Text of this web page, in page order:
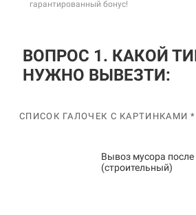
гарантированный бонус!
ВОПРОС 1. КАКОЙ
НУЖНО ВЫВЕЗТИ:
СПИСОК ГАЛОЧЕК С КАРТИНКАМИ *
Вывоз мусора после
(строительный)